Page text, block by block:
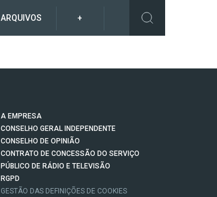
ARQUIVOS +
A EMPRESA
CONSELHO GERAL INDEPENDENTE
CONSELHO DE OPINIÃO
CONTRATO DE CONCESSÃO DO SERVIÇO
PÚBLICO DE RÁDIO E TELEVISÃO
RGPD
GESTÃO DAS DEFINIÇÕES DE COOKIES